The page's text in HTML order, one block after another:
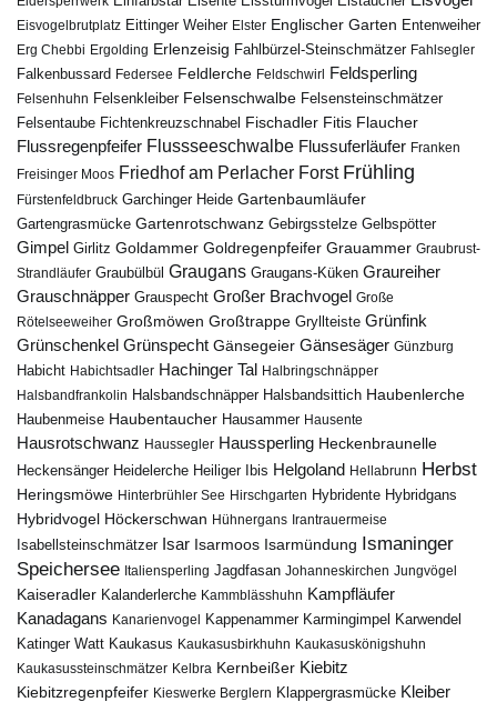
Eisvogelbrutplatz Eittinger Weiher Elster Englischer Garten Entenweiher
Erg Chebbi Ergolding Erlenzeisig Fahlbürzel-Steinschmätzer Fahlsegler
Falkenbussard Federsee Feldlerche Feldschwirl Feldsperling
Felsenhuhn Felsenkleiber Felsenschwalbe Felsensteinschmätzer
Felsentaube Fichtenkreuzschnabel Fischadler Fitis Flaucher
Flussregenpfeifer Flussseeschwalbe Flussuferläufer Franken
Freisinger Moos Friedhof am Perlacher Forst Frühling
Fürstenfeldbruck Garchinger Heide Gartenbaumläufer
Gartengrasmücke Gartenrotschwanz Gebirgsstelze Gelbspötter
Gimpel Girlitz Goldammer Goldregenpfeifer Grauammer Graubrust-
Strandläufer Graubülbül Graugans Graugans-Küken Graureiher
Grauschnäpper Grauspecht Großer Brachvogel Große
Rötelseeweiher Großmöwen Großtrappe Gryllteiste Grünfink
Grünschenkel Grünspecht Gänsegeier Gänsesäger Günzburg
Habicht Habichtsadler Hachinger Tal Halbringschnäpper
Halsbandfrankolin Halsbandschnäpper Halsbandsittich Haubenlerche
Haubenmeise Haubentaucher Hausammer Hausente
Hausrotschwanz Haussegler Haussperling Heckenbraunelle
Heckensänger Heidelerche Heiliger Ibis Helgoland Hellabrunn Herbst
Heringsmöwe Hinterbrühler See Hirschgarten Hybridente Hybridgans
Hybridvogel Höckerschwan Hühnergans Irantrauermeise
Isabellsteinschmätzer Isar Isarmoos Isarmündung Ismaninger
Speichersee Italiensperling Jagdfasan Johanneskirchen Jungvögel
Kaiseradler Kalanderlerche Kammblässhuhn Kampfläufer
Kanadagans Kanarienvogel Kappenammer Karmingimpel Karwendel
Katinger Watt Kaukasus Kaukasusbirkhuhn Kaukasuskönigshuhn
Kaukasussteinschmätzer Kelbra Kernbeißer Kiebitz
Kiebitzregenpfeifer Kieswerke Berglern Klappergrasmücke Kleiber